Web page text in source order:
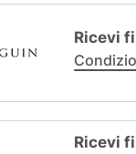
Ricevi
Ricevi